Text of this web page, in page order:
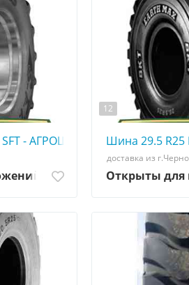
- АГРОШИНА ☎️ 0507773380
12
Шина 29.5 R25
доставка из
Открыты для